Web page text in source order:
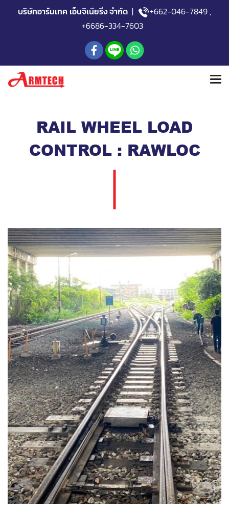
บริษัทอาร์มเทค เอ็นจิเนียริ่ง จำกัด | +662-046-7849 ,
+6686-334-7603
RAIL WHEEL LOAD
CONTROL : RAWLOC